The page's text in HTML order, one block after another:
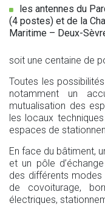
les antennes du
(4 postes) et de la
Maritime – Deux-
soit une centaine de
Toutes les
notamment un
mutualisation des
les locaux
espaces de
En face du bâtiment,
et un pôle
des différents
de covoiturage,
électriques,